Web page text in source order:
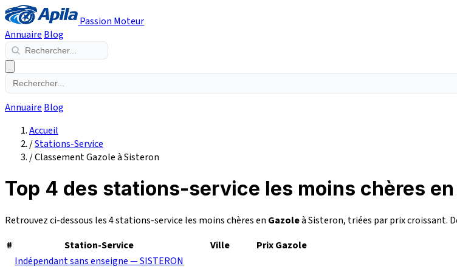
Passion Moteur
Annuaire Blog
Annuaire Blog
Accueil
/Stations-Service
/Classement Gazole à Sisteron
Top 4 des stations-service les moins chères
Retrouvez ci-dessous les 4 stations-service les moins chères en Gazoleà Sisteron, triées par prix croissant.
#
Station-Service Ville Prix Gazole
Indépendant sans enseigne — SISTERON